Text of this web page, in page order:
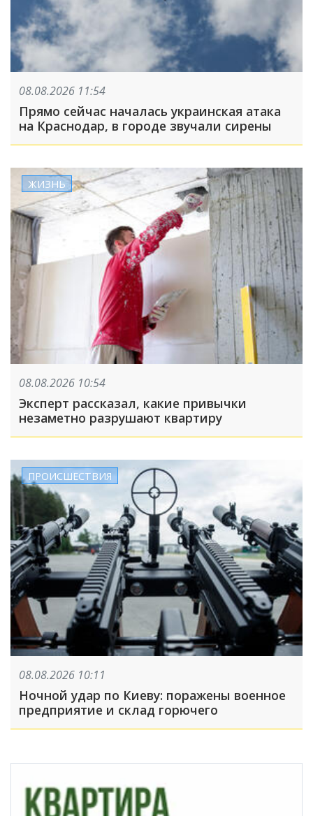
08.08.2026 11:54
Прямо сейчас началась украинская атака
на Краснодар, в городе звучали сирены
ЖИЗНЬ
08.08.2026 10:54
Эксперт рассказал, какие привычки
незаметно разрушают квартиру
ПРОИСШЕСТВИЯ
08.08.2026 10:11
Ночной удар по Киеву: поражены военное
предприятие и склад горючего